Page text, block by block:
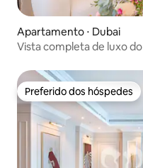
Apartamento ⋅ Dubai
Vista completa de luxo do
Preferido dos hóspedes
Preferido dos hóspedes